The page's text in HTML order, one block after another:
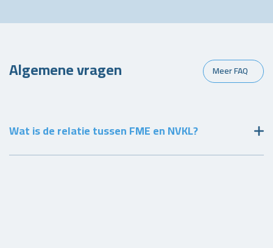
Algemene vragen Meer FAQ
Wat is de relatie tussen FME en NVKL?